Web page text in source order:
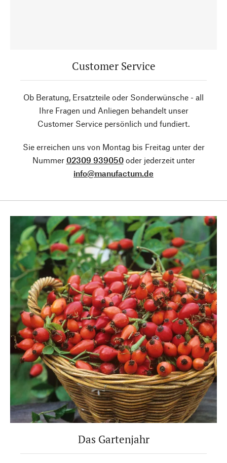
Customer Service
Ob Beratung, Ersatzteile oder Sonderwünsche - all
Ihre Fragen und Anliegen behandelt unser
Customer Service persönlich und fundiert.
Sie erreichen uns von Montag bis Freitag unter der
Nummer 02309 939050oder jederzeit unter
info@manufactum.de
Das Gartenjahr